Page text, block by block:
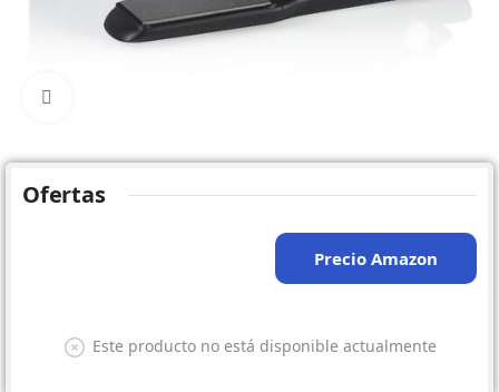
Ofertas
Precio Amazon
Este producto no está disponible actualmente